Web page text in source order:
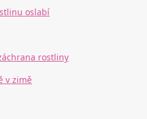
oslabí
rostliny
v zimě